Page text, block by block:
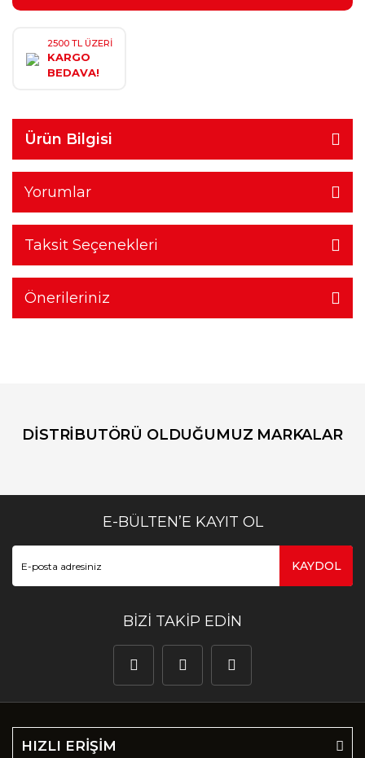
2500 TL ÜZERİ
KARGO
BEDAVA!
Ürün Bilgisi
Yorumlar
Taksit Seçenekleri
Önerileriniz
DİSTRİBUTÖRÜ OLDUĞUMUZ MARKALAR
E-BÜLTEN’E KAYIT OL
KAYDOL
BİZİ TAKİP EDİN
HIZLI ERİŞİM